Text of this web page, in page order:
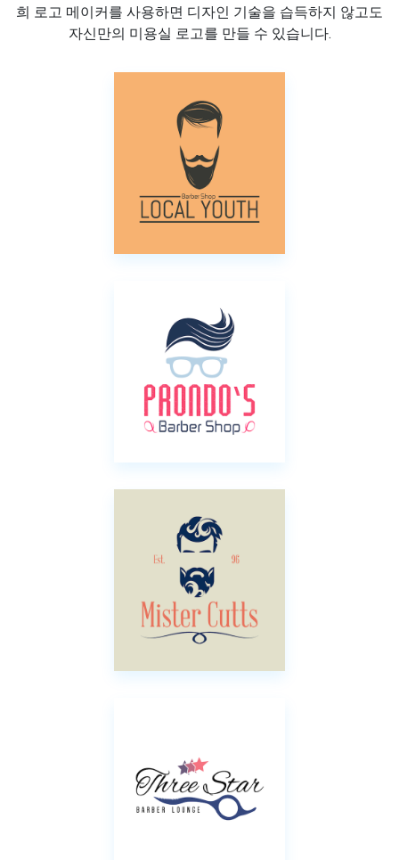
희 로고 메이커를 사용하면 디자인 기술을 습득하지 않고도
자신만의 미용실 로고를 만들 수 있습니다.